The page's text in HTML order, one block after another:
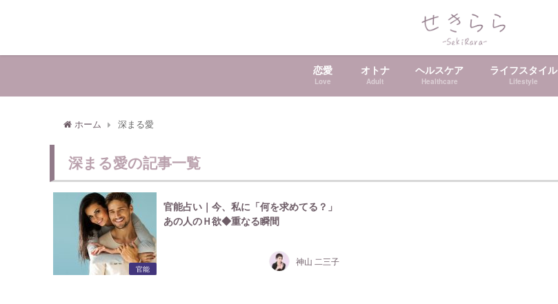
恋愛
Love
オトナ
Adult
ヘルスケア
Healthcare
ライフスタイル
Lifestyle
ホーム 深まる愛
深まる愛の記事一覧
官能
官能占い｜今、私に「何を求めてる？」
あの人のＨ欲◆重なる瞬間
神山 二三子